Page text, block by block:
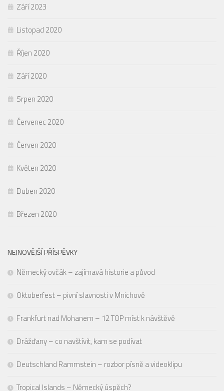
Září 2023
Listopad 2020
Říjen 2020
Září 2020
Srpen 2020
Červenec 2020
Červen 2020
Květen 2020
Duben 2020
Březen 2020
NEJNOVĚJŠÍ PŘÍSPĚVKY
Německý ovčák – zajímavá historie a původ
Oktoberfest – pivní slavnosti v Mnichově
Frankfurt nad Mohanem – 12 TOP míst k návštěvě
Drážďany – co navštívit, kam se podívat
Deutschland Rammstein – rozbor písně a videoklipu
Tropical Islands – Německý úspěch?